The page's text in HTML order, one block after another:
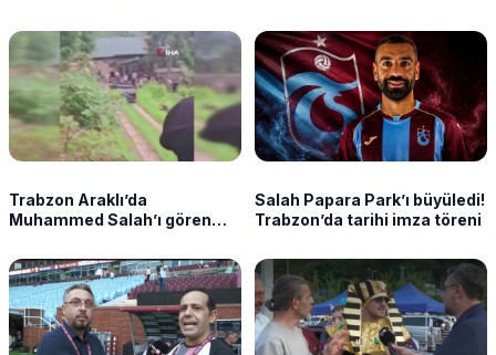
Trabzon Araklı’da
Muhammed Salah’ı gören
konuşması
Salah Papara Park’ı büyüledi!
Trabzon’da tarihi imza töreni